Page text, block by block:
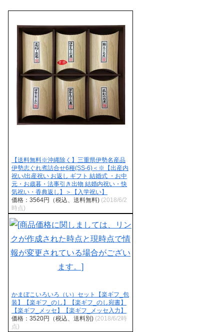
【送料無料※沖縄除く】三重県伊勢名産品
伊勢志ぐれ煮詰合せ6種(SS-6)＜※【出産内
祝い/出産祝い お返し ギフト 結婚式 ・お中
元・お歳暮・法事引き出物 結婚内祝い・快
気祝い・香典返し】＞【入学祝い】
価格：3564円（税込、送料無料) (2018/6/2
時点)
かまぼこいろいろ（い）セット【楽ギフ_包
装】【楽ギフ_のし】【楽ギフ_のし宛書】
【楽ギフ_メッセ】【楽ギフ_メッセ入力】
価格：3520円（税込、送料別) (2018/6/2時
点)